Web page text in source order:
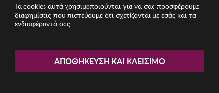
Γυναικεία Σκουλαρίκια Regina
Τα cookies αυτά χρησιμοποιούνται για να σας προσφέρουμε
διαφημίσεις που πιστεύουμε ότι σχετίζονται με εσάς και τα
ενδιαφέροντά σας.
ΑΠΟΘΉΚΕΥΣΗ ΚΑΙ ΚΛΕΊΣΙΜΟ